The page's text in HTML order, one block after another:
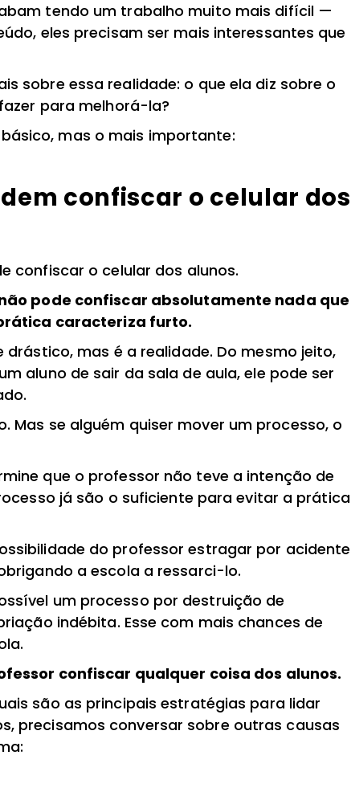
tendo um trabalho muito mais difícil —
eles precisam ser mais interessantes que
sobre essa realidade: o que ela diz sobre o
para melhorá-la?
mas o mais importante:
confiscar o celular dos
confiscar o celular dos alunos.
pode confiscar absolutamente nada que
caracteriza furto.
mas é a realidade. Do mesmo jeito,
aluno de sair da sala de aula, ele pode ser
Mas se alguém quiser mover um processo, o
que o professor não teve a intenção de
já são o suficiente para evitar a prática
do professor estragar por acidente
a escola a ressarci-lo.
um processo por destruição de
indébita. Esse com mais chances de
confiscar qualquer coisa dos alunos.
são as principais estratégias para lidar
precisamos conversar sobre outras causas